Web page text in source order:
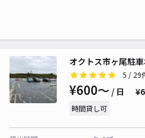
オクトス市ヶ尾駐車
5 / 29
¥600〜 / 日
時間貸し可